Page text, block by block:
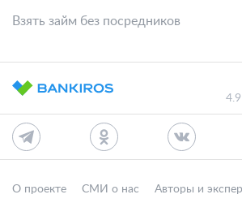
Взять займ без посредников
О проекте СМИ о нас Авторы и